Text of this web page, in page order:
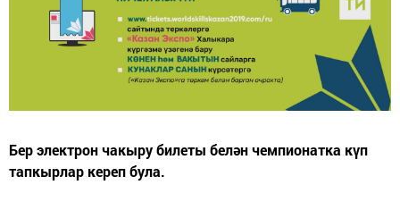
Бер электрон чакыру билеты белән чемпионатка күп
тапкырлар кереп була.